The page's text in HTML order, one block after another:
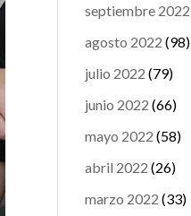
septiembre 2022
agosto 2022 (98)
julio 2022 (79)
junio 2022 (66)
mayo 2022 (58)
abril 2022 (26)
marzo 2022 (33)